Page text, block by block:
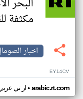
البحر
مكثفة
اخبار
EY14CV
ار تي• arabic.rt.com